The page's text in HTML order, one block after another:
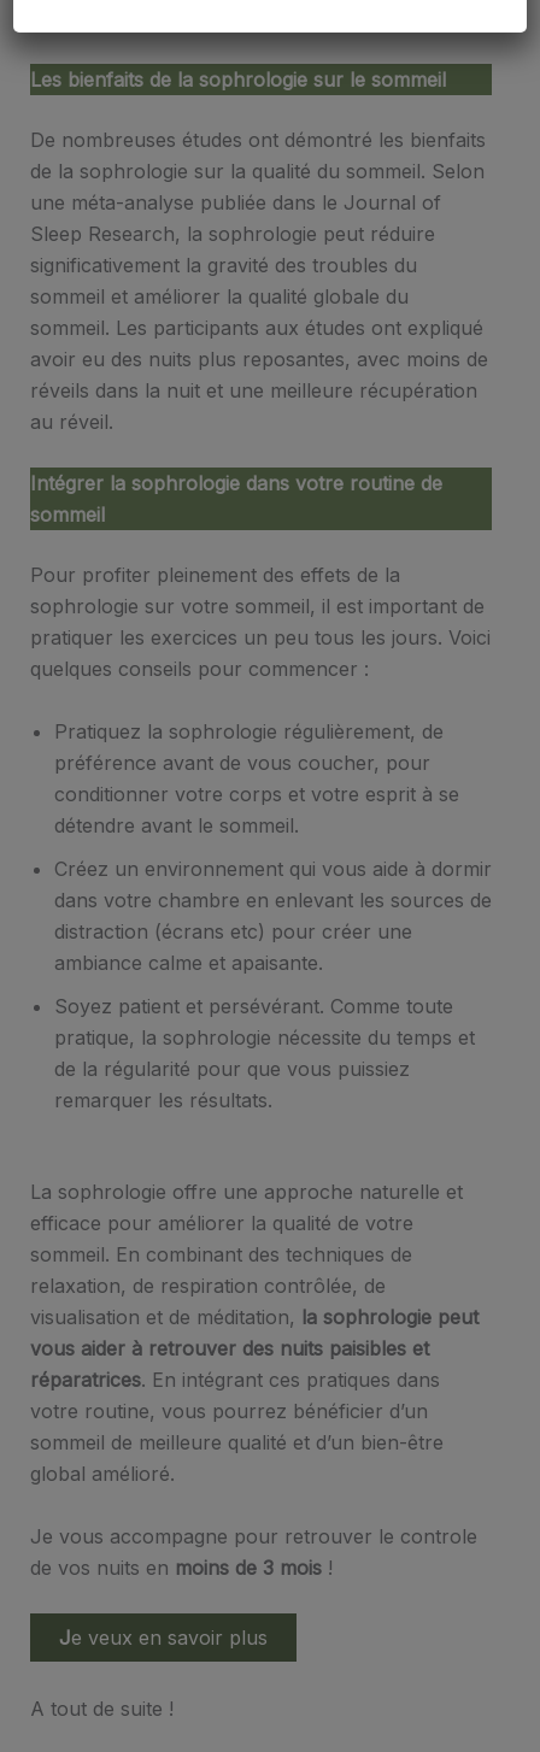
Les bienfaits de la sophrologie sur le sommeil
De nombreuses études ont démontré les bienfaits
de la sophrologie sur la qualité du sommeil. Selon
une méta-analyse publiée dans le Journal of
Sleep Research, la sophrologie peut réduire
significativement la gravité des troubles du
sommeil et améliorer la qualité globale du
sommeil. Les participants aux études ont expliqué
avoir eu des nuits plus reposantes, avec moins de
réveils dans la nuit et une meilleure récupération
au réveil.
Intégrer la sophrologie dans votre routine de
sommeil
Pour profiter pleinement des effets de la
sophrologie sur votre sommeil, il est important de
pratiquer les exercices un peu tous les jours. Voici
quelques conseils pour commencer :
Pratiquez la sophrologie régulièrement, de
préférence avant de vous coucher, pour
conditionner votre corps et votre esprit à se
détendre avant le sommeil.
Créez un environnement qui vous aide à dormir
dans votre chambre en enlevant les sources de
distraction (écrans etc) pour créer une
ambiance calme et apaisante.
Soyez patient et persévérant. Comme toute
pratique, la sophrologie nécessite du temps et
de la régularité pour que vous puissiez
remarquer les résultats.
La sophrologie offre une approche naturelle et
efficace pour améliorer la qualité de votre
sommeil. En combinant des techniques de
relaxation, de respiration contrôlée, de
visualisation et de méditation, la sophrologie peut
vous aider à retrouver des nuits paisibles et
réparatrices. En intégrant ces pratiques dans
votre routine, vous pourrez bénéficier d’un
sommeil de meilleure qualité et d’un bien-être
global amélioré.
Je vous accompagne pour retrouver le controle
de vos nuits en moins de 3 mois !
Je veux en savoir plus
A tout de suite !